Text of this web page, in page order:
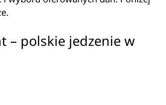
– polskie jedzenie w